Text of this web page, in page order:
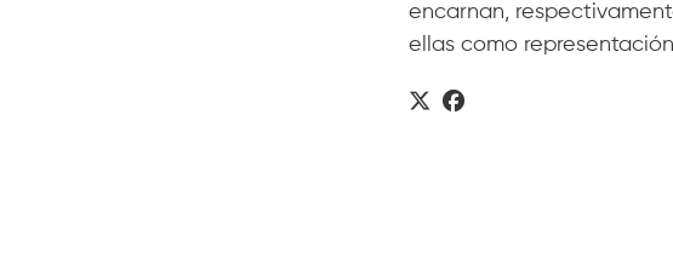
encarnan,
ellas como